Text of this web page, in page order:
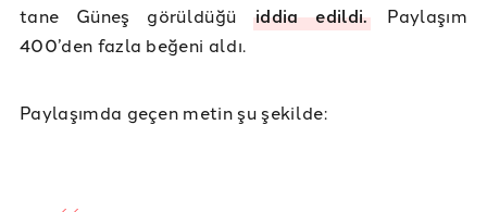
tane Güneş görüldüğüiddia edildi.Paylaşım
400’den fazla beğeni aldı.
Paylaşımda geçen metin şu şekilde: